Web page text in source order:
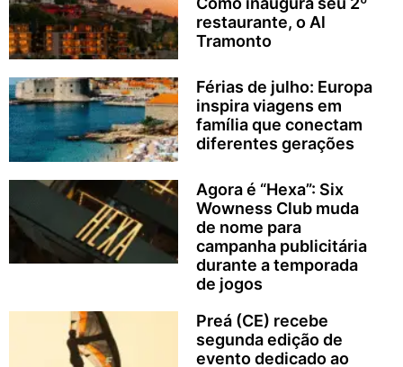
restaurante, o Al
Tramonto
Férias de julho: Europa
inspira viagens em
família que conectam
diferentes gerações
Agora é “Hexa”: Six
Wowness Club muda
de nome para
campanha publicitária
durante a temporada
de jogos
Preá (CE) recebe
segunda edição de
evento dedicado ao